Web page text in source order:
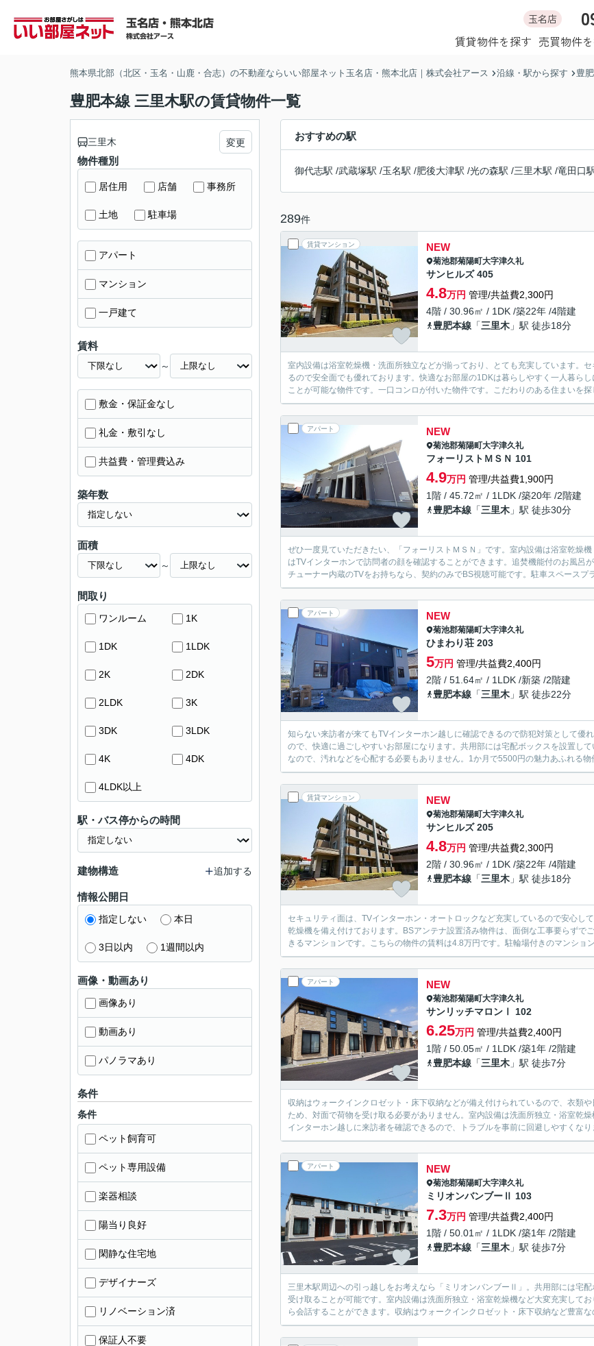
玉名店
賃貸物件を探す 売買物件
熊本県北部（北区・玉名・山鹿・合志）の不動産ならいい部屋ネット玉名店・熊本北店｜株式会社アース 沿線・駅から探す 豊
豊肥本線 三里木駅の賃貸物件一覧
おすすめの駅
御代志駅 /武蔵塚駅 /玉名駅 /肥後大津駅 /光の森駅 /三里木駅 /竜田口
289件
賃貸マンション NEW
菊池郡菊陽町大字津久礼
サンヒルズ 405
4.8万円 管理/共益費2,300円
4階 / 30.96㎡ / 1DK /築22年 /4階建
豊肥本線 「三里木 」駅 徒歩18分
室内設備は浴室乾燥機・洗面所独立などが揃っており、とても充実しています。
るので安全面でも優れております。快適なお部屋の1DKは暮らしやすく一人暮ら
ことが可能な物件です。一口コンロが付いた物件です。こだわりのある住まいを
アパート NEW
菊池郡菊陽町大字津久礼
フォーリストＭＳＮ 101
4.9万円 管理/共益費1,900円
1階 / 45.72㎡ / 1LDK /築20年 /2階建
豊肥本線 「三里木 」駅 徒歩30分
ぜひ一度見ていただきたい、「フォーリストＭＳＮ」です。室内設備は浴室乾燥
はTVインターホンで訪問者の顔を確認することができます。追焚機能付のお風呂
チューナー内蔵のTVをお持ちなら、契約のみでBS視聴可能です。駐車スペース
アパート NEW
菊池郡菊陽町大字津久礼
ひまわり荘 203
5万円 管理/共益費2,400円
2階 / 51.64㎡ / 1LDK /新築 /2階建
豊肥本線 「三里木 」駅 徒歩22分
知らない来訪者が来てもTVインターホン越しに確認できるので防犯対策として優
ので、快適に過ごしやすいお部屋になります。共用部には宅配ボックスを設置し
なので、汚れなどを心配する必要もありません。1か月で5500円の魅力あふれる
賃貸マンション NEW
菊池郡菊陽町大字津久礼
サンヒルズ 205
4.8万円 管理/共益費2,300円
2階 / 30.96㎡ / 1DK /築22年 /4階建
豊肥本線 「三里木 」駅 徒歩18分
セキュリティ面は、TVインターホン・オートロックなど充実しているので安心し
乾燥機を備え付けております。BSアンテナ設置済み物件は、面倒な工事要らず
きるマンションです。こちらの物件の賃料は4.8万円です。駐輪場付きのマンショ
アパート NEW
菊池郡菊陽町大字津久礼
サンリッチマロンⅠ 102
6.25万円 管理/共益費2,400円
1階 / 50.05㎡ / 1LDK /築1年 /2階建
豊肥本線 「三里木 」駅 徒歩7分
収納はウォークインクロゼット・床下収納などが備え付けられているので、衣類
ため、対面で荷物を受け取る必要がありません。室内設備は洗面所独立・浴室乾
インターホン越しに来訪者を確認できるので、トラブルを事前に回避しやすくな
アパート NEW
菊池郡菊陽町大字津久礼
ミリオンバンブーⅡ 103
7.3万円 管理/共益費2,400円
1階 / 50.01㎡ / 1LDK /築1年 /2階建
豊肥本線 「三里木 」駅 徒歩7分
三里木駅周辺への引っ越しをお考えなら「ミリオンバンブーⅡ」。共用部には宅
受け取ることが可能です。室内設備は洗面所独立・浴室乾燥機など大変充実して
ら会話することができます。収納はウォークインクロゼット・床下収納など豊富
三里木 変更
物件種別
居住用 店舗 事務所
土地 駐車場
アパート
マンション
一戸建て
賃料
～
敷金・保証金なし
礼金・敷引なし
共益費・管理費込み
築年数
面積
～
間取り
ワンルーム 1K
1DK 1LDK
2K 2DK
2LDK 3K
3DK 3LDK
4K 4DK
4LDK以上
駅・バス停からの時間
建物構造 追加する
情報公開日
指定しない 本日
3日以内 1週間以内
画像・動画あり
画像あり
動画あり
パノラマあり
条件
条件
ペット飼育可
ペット専用設備
楽器相談
陽当り良好
閑静な住宅地
デザイナーズ
リノベーション済
保証人不要